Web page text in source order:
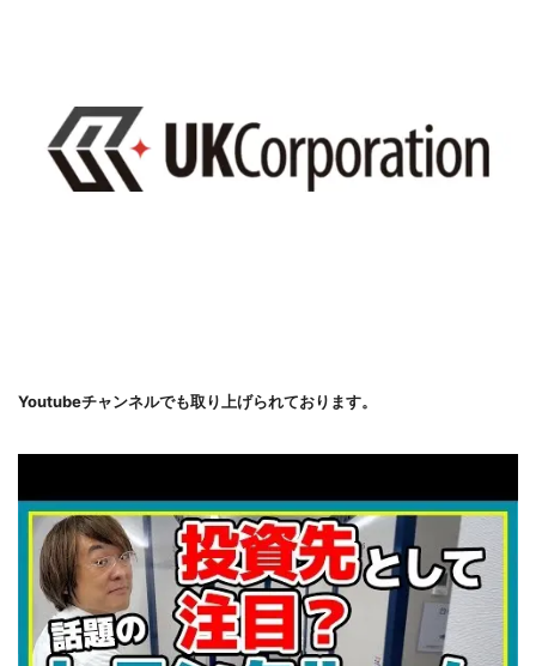
Youtubeチャンネルでも取り上げられております。